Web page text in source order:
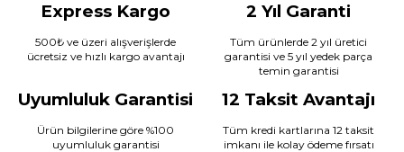
Express Kargo
500₺ ve üzeri alışverişlerde
ücretsiz ve hızlı kargo avantajı
2 Yıl Garanti
Tüm ürünlerde 2 yıl üretici
garantisi ve 5 yıl yedek parça
temin garantisi
Uyumluluk Garantisi
Ürün bilgilerine göre %100
uyumluluk garantisi
12 Taksit Avantajı
Tüm kredi kartlarına 12 taksit
imkanı ile kolay ödeme fırsatı